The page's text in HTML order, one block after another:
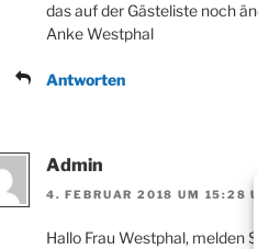
das auf der Gästeliste noch
Anke Westphal
Antworten
Admin
4. FEBRUAR 2018 UM 15:28
Hallo Frau Westphal, melden